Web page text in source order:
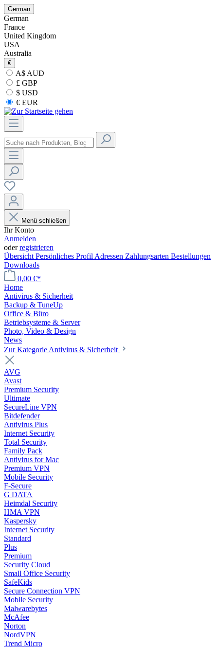
German
German
France
United Kingdom
USA
Australia
€
A$ AUD
£ GBP
$ USD
€ EUR
Menü schließen
Ihr Konto
Anmelden
oderregistrieren
Übersicht Persönliches Profil Adressen Zahlungsarten Bestellungen
Downloads
0,00 €*
Home
Antivirus & Sicherheit
Backup & TuneUp
Office & Büro
Betriebsysteme & Server
Photo, Video & Design
News
Zur Kategorie Antivirus & Sicherheit
AVG
Avast
Premium Security
Ultimate
SecureLine VPN
Bitdefender
Antivirus Plus
Internet Security
Total Security
Family Pack
Antivirus for Mac
Premium VPN
Mobile Security
F-Secure
G DATA
Heimdal Security
HMA VPN
Kaspersky
Internet Security
Standard
Plus
Premium
Security Cloud
Small Office Security
SafeKids
Secure Connection VPN
Mobile Security
Malwarebytes
McAfee
Norton
NordVPN
Trend Micro